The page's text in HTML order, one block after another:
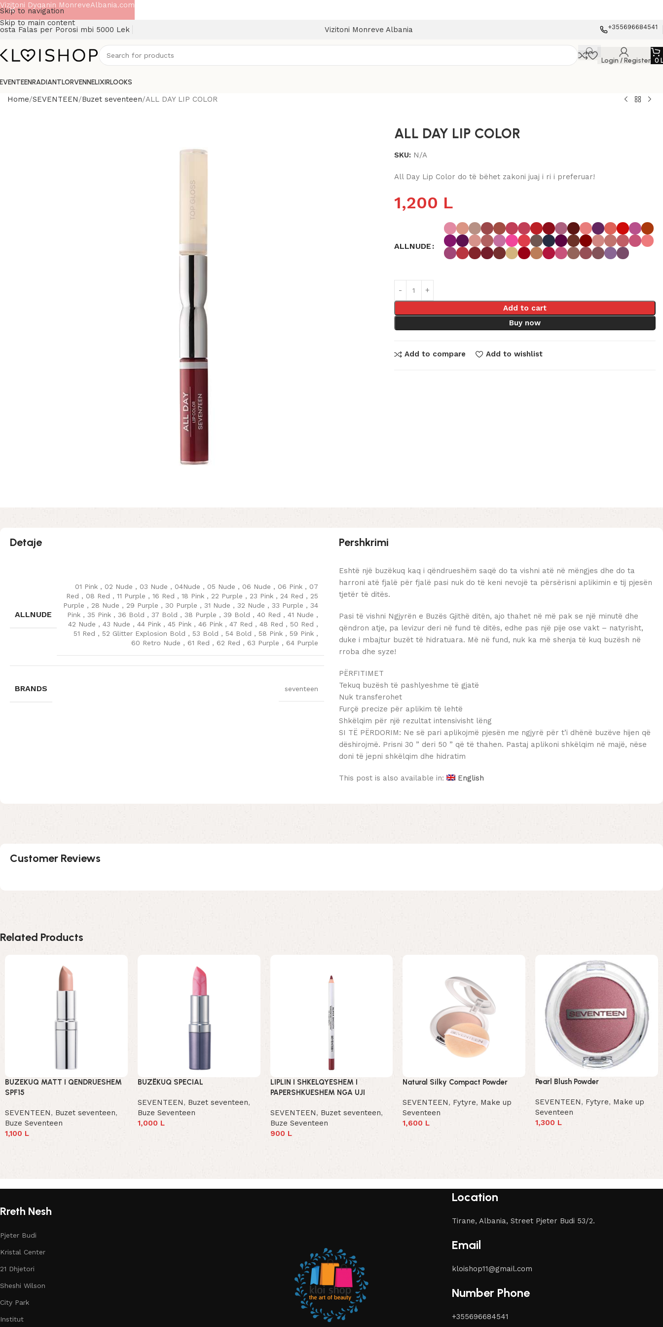
Skip to navigation
Skip to main content
Falas per Porosi mbi 5000 Lek Vizitoni Monreve Albania +355696684541
Login / Register 0
RADIANTLORVENNELIXIRLOOKS
Home SEVENTEEN Buzet seventeen ALL DAY LIP COLOR
ALL DAY LIP COLOR
SKU: N/A
All Day Lip Color do të bëhet zakoni juaj i ri i preferuar!
1,200 L
ALLNUDE
Add to cart
Buy now
Add to compare Add to wishlist
Detaje
ALLNUDE
01 Pink , 02 Nude , 03 Nude , 04Nude , 05 Nude , 06 Nude , 06 Pink , 07
Red , 08 Red , 11 Purple , 16 Red , 18 Pink , 22 Purple , 23 Pink , 24 Red , 25
Purple , 28 Nude , 29 Purple , 30 Purple , 31 Nude , 32 Nude , 33 Purple , 34
Pink , 35 Pink , 36 Bold , 37 Bold , 38 Purple , 39 Bold , 40 Red , 41 Nude ,
42 Nude , 43 Nude , 44 Pink , 45 Pink , 46 Pink , 47 Red , 48 Red , 50 Red ,
51 Red , 52 Glitter Explosion Bold , 53 Bold , 54 Bold , 58 Pink , 59 Pink ,
60 Retro Nude , 61 Red , 62 Red , 63 Purple , 64 Purple
BRANDS seventeen
Pershkrimi
Eshtë një buzëkuq kaq i qëndrueshëm saqë do ta vishni atë në mëngjes dhe do ta
harroni atë fjalë për fjalë pasi nuk do të keni nevojë ta përsërisni aplikimin e tij pjesën
tjetër të ditës.
Pasi të vishni Ngjyrën e Buzës Gjithë ditën, ajo thahet në më pak se një minutë dhe
qëndron atje, pa levizur deri në fund të ditës, edhe pas një pije ose vakt – natyrisht,
duke i mbajtur buzët të hidratuara. Më në fund, nuk ka më shenja të kuq buzësh në
rroba dhe syze!
PËRFITIMET
Tekuq buzësh të pashlyeshme të gjatë
Nuk transferohet
Furçë precize për aplikim të lehtë
Shkëlqim për një rezultat intensivisht lëng
SI TË PËRDORIM: Ne së pari aplikojmë pjesën me ngjyrë për t’i dhënë buzëve hijen që
dëshirojmë. Prisni 30 ” deri 50 ” që të thahen. Pastaj aplikoni shkëlqim në majë, nëse
doni të jepni shkëlqim dhe hidratim
This post is also available in: English
Customer Reviews
Related Products
BUZEKUQ MATT I QENDRUESHEM
SPF15
SEVENTEEN, Buzet seventeen,
Buze Seventeen
1,100 L
BUZËKUQ SPECIAL
SEVENTEEN, Buzet seventeen,
Buze Seventeen
1,000 L
LIPLIN I SHKELQYESHEM I
PAPERSHKUESHEM NGA UJI
SEVENTEEN, Buzet seventeen,
Buze Seventeen
900 L
Natural Silky Compact Powder
SEVENTEEN, Fytyre, Make up
Seventeen
1,600 L
Pearl Blush Powder
SEVENTEEN, Fytyre, Make up
Seventeen
1,300 L
Rreth Nesh
Pjeter Budi
Kristal Center
21 Dhjetori
Sheshi Wilson
City Park
Institut
Location
Tirane, Albania, Street Pjeter Budi 53/2.
Email
kloishop11@gmail.com
Number Phone
+355696684541
Vizitoni Dyqanin MonreveAlbania.com